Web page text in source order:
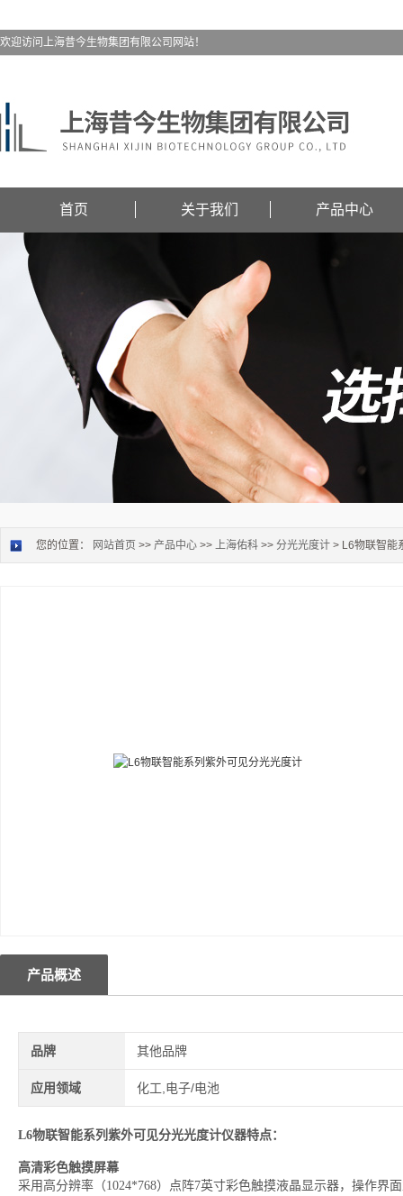
欢迎访问上海昔今生物集团有限公司网站！
首页 关于我们 产品中心
您的位置： 网站首页 >> 产品中心 >> 上海佑科 >> 分光光度计 > L6物联智能
产品概述
品牌 其他品牌
应用领域 化工,电子/电池
L6物联智能系列紫外可见分光光度计仪器特点：
高清彩色触摸屏幕
采用高分辨率（1024*768）点阵7英寸彩色触摸液晶显示器，操作界